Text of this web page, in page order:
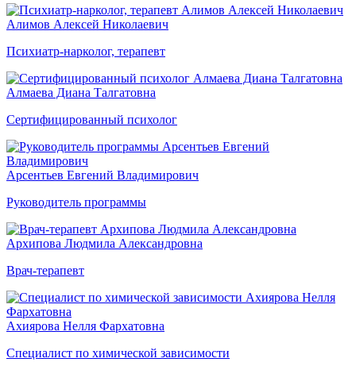
Алимов Алексей Николаевич
Психиатр-нарколог, терапевт
Алмаева Диана Талгатовна
Сертифицированный психолог
Арсентьев Евгений Владимирович
Руководитель программы
Архипова Людмила Александровна
Врач-терапевт
Ахиярова Нелля Фархатовна
Специалист по химической зависимости